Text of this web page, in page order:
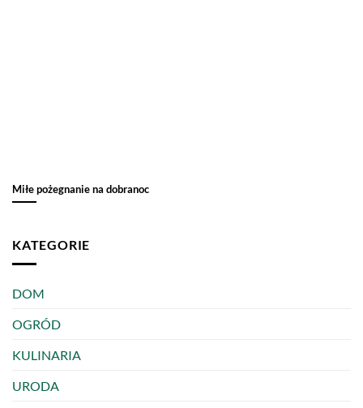
Miłe pożegnanie na dobranoc
KATEGORIE
DOM
OGRÓD
KULINARIA
URODA